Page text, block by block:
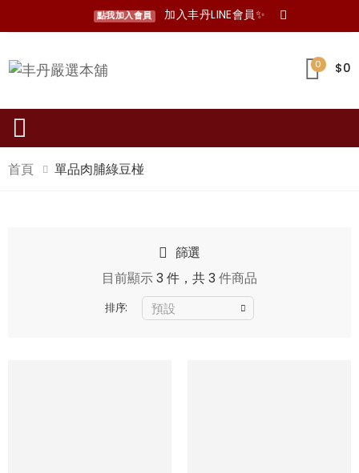
點我加入會員 加入丰丹LINE會員✨
0 $0
Toggle mobile menu
首頁 單品肉脯綠豆椪
篩選
目前顯示3 件，共 3 件商品
排序: